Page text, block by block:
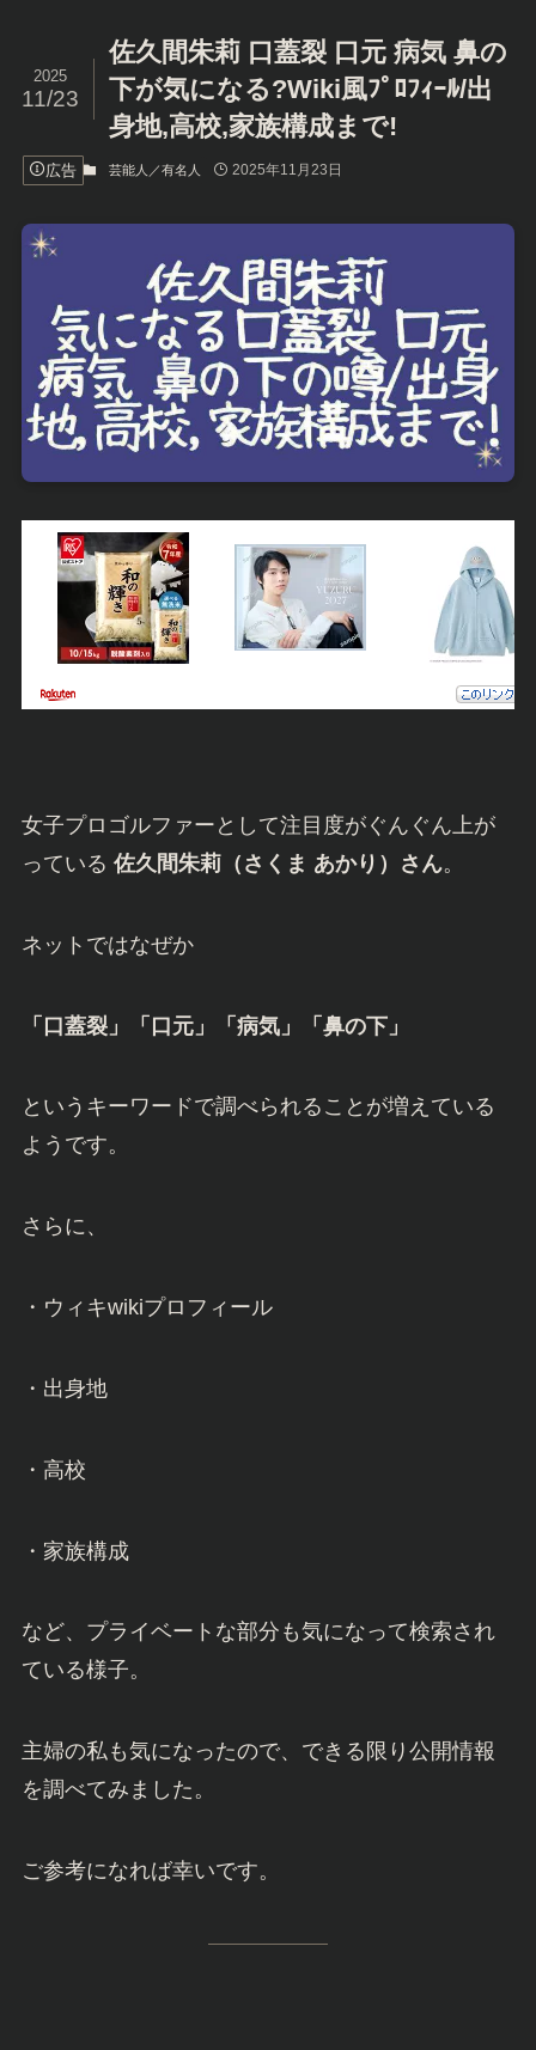
佐久間朱莉 口蓋裂 口元 病気 鼻の
下が気になる?Wiki風ﾌﾟﾛﾌｨｰﾙ/出
身地,高校,家族構成まで!
2025
11/23
広告 芸能人／有名人 2025年11月23日
女子プロゴルファーとして注目度がぐんぐん上が
っている 佐久間朱莉（さくま あかり）さん。
ネットではなぜか
「口蓋裂」「口元」「病気」「鼻の下」
というキーワードで調べられることが増えている
ようです。
さらに、
・ウィキwikiプロフィール
・出身地
・高校
・家族構成
など、プライベートな部分も気になって検索され
ている様子。
主婦の私も気になったので、できる限り公開情報
を調べてみました。
ご参考になれば幸いです。